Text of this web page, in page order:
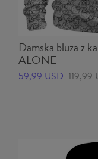
Damska bluza z
ALONE
59,99 USD 119,99